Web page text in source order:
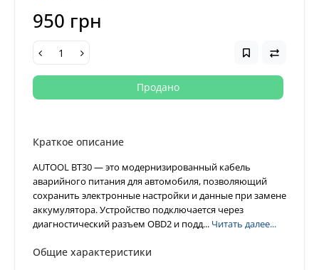
950 грн
Продано
Краткое описание
AUTOOL BT30 — это модернизированный кабель
аварийного питания для автомобиля, позволяющий
сохранить электронные настройки и данные при замене
аккумулятора. Устройство подключается через
диагностический разъем OBD2 и подд... Читать далее...
Общие характеристики